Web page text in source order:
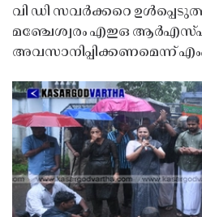
വി ഡി സവർക്കറെ
മഞ്ചേശ്വരം എഇഒ
അവസാനിപ്പിക്കണമെന്ന്